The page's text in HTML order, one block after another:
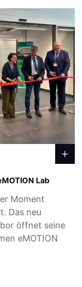
Lab
Moment
Das neu
öffnet seine
eMOTION